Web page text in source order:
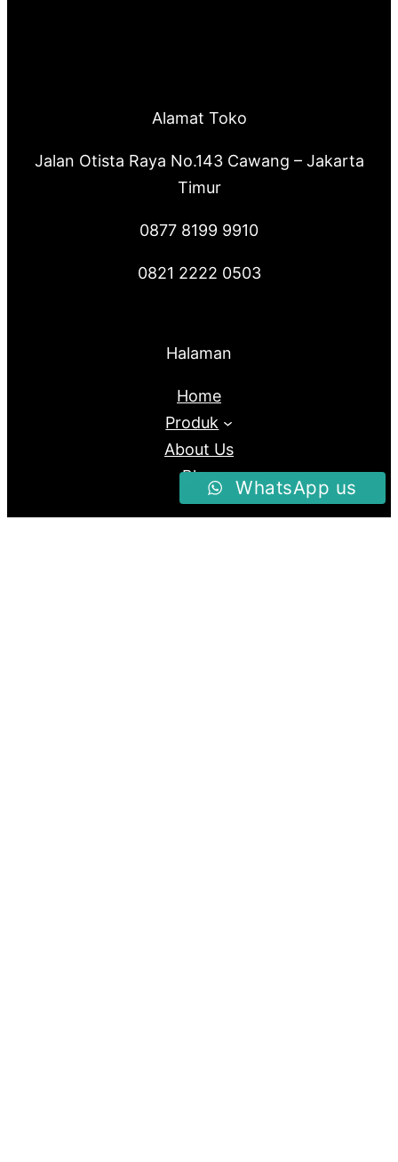
Alamat Toko
Jalan Otista Raya No.143 Cawang – Jakarta
Timur
0877 8199 9910
0821 2222 0503
Halaman
Home
Produk
About Us
Blog
WhatsApp us